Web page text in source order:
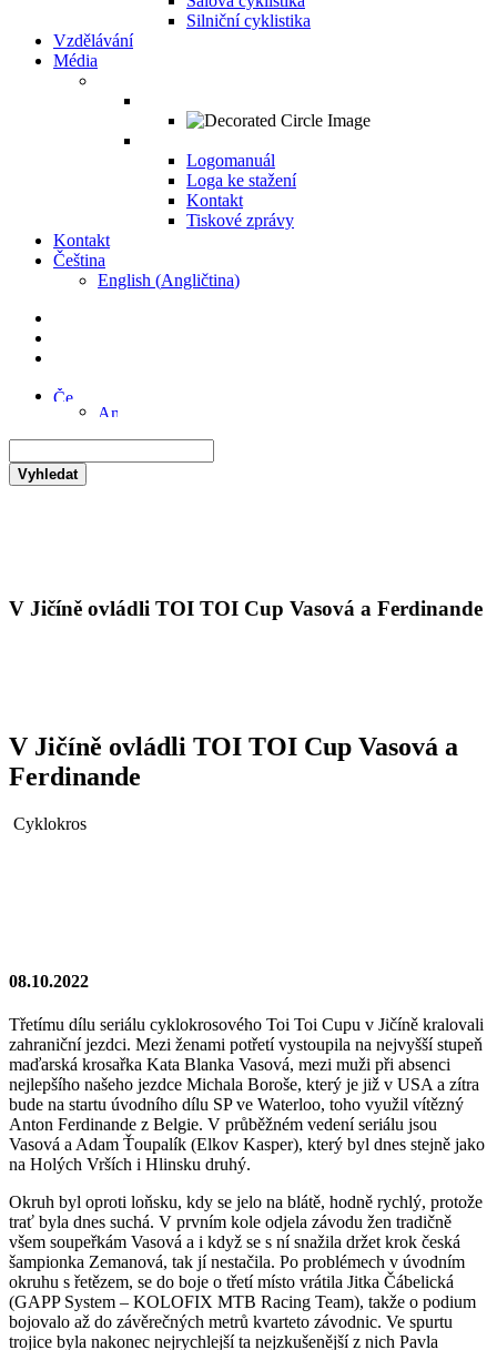
Silniční cyklistika
Vzdělávání
Média
Logomanuál
Loga ke stažení
Kontakt
Tiskové zprávy
Kontakt
Čeština
English (Angličtina)
Vyhledat
V Jičíně ovládli TOI TOI Cup Vasová a Ferdinande
V Jičíně ovládli TOI TOI Cup Vasová a
Ferdinande
Cyklokros
08.10.2022
Třetímu dílu seriálu cyklokrosového Toi Toi Cupu v Jičíně kralovali
zahraniční jezdci. Mezi ženami potřetí vystoupila na nejvyšší stupeň
maďarská krosařka Kata Blanka Vasová, mezi muži při absenci
nejlepšího našeho jezdce Michala Boroše, který je již v USA a zítra
bude na startu úvodního dílu SP ve Waterloo, toho využil vítězný
Anton Ferdinande z Belgie. V průběžném vedení seriálu jsou
Vasová a Adam Ťoupalík (Elkov Kasper), který byl dnes stejně jako
na Holých Vrších i Hlinsku druhý.
Okruh byl oproti loňsku, kdy se jelo na blátě, hodně rychlý, protože
trať byla dnes suchá. V prvním kole odjela závodu žen tradičně
všem soupeřkám Vasová a i když se s ní snažila držet krok česká
šampionka Zemanová, tak jí nestačila. Po problémech v úvodním
okruhu s řetězem, se do boje o třetí místo vrátila Jitka Čábelická
(GAPP System – KOLOFIX MTB Racing Team), takže o podium
bojovalo až do závěrečných metrů kvarteto závodnic. Ve spurtu
trojice byla nakonec nejrychlejší ta nejzkušenější z nich Pavla